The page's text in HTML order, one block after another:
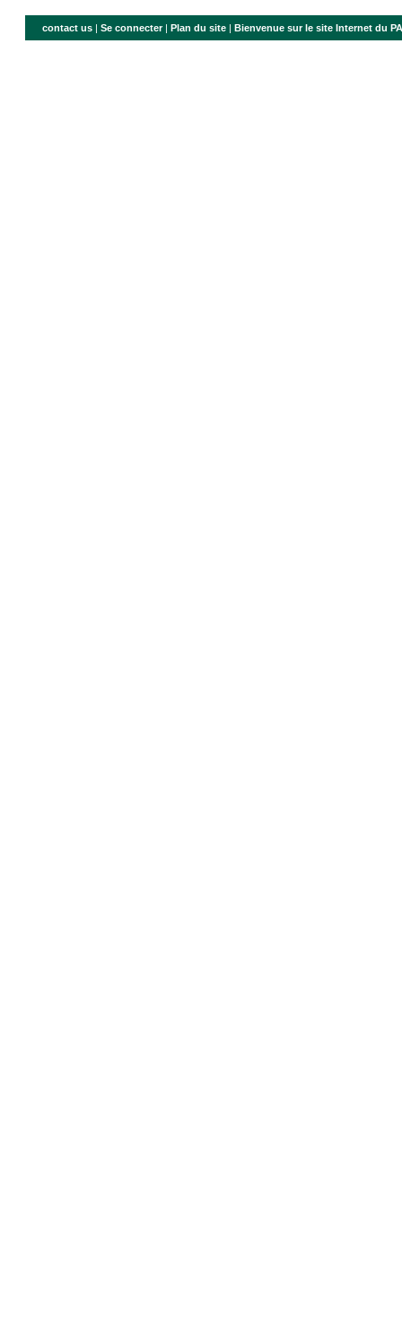
contact us |Se connecter|Plan du site |Bienvenue sur le site Internet du